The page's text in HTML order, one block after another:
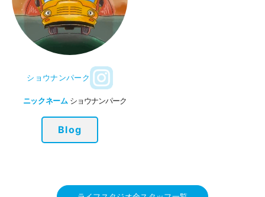
ショウナンパーク
ニックネームショウナンパーク
Blog